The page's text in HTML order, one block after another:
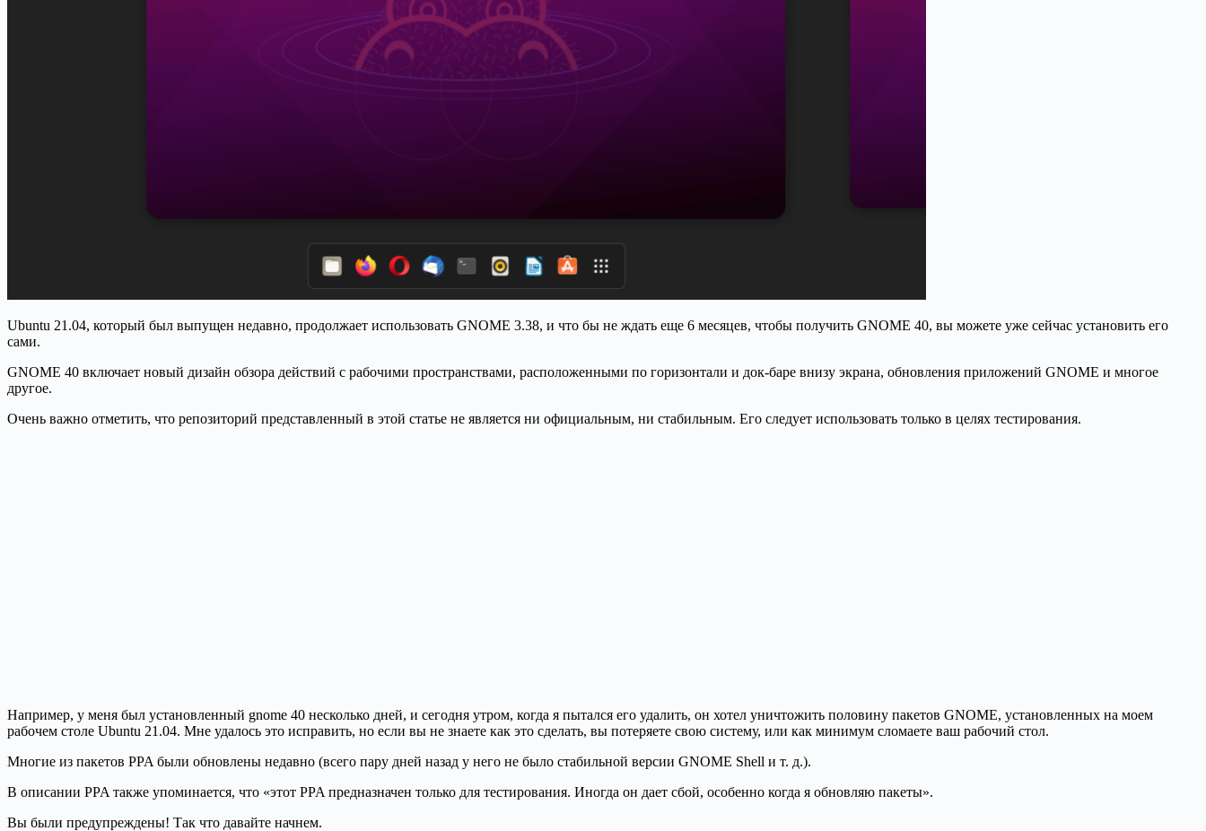
Ubuntu 21.04, который был выпущен недавно, продолжает использовать GNOME 3.38, и что бы не ждать еще 6 месяцев, чтобы получить GNOME 40, вы можете уже сейчас установить его
сами.
GNOME 40 включает новый дизайн обзора действий с рабочими пространствами, расположенными по горизонтали и док-баре внизу экрана, обновления приложений GNOME и многое
другое.
Очень важно отметить, что репозиторий представленный в этой статье не является ни официальным, ни стабильным. Его следует использовать только в целях тестирования.
Например, у меня был установленный gnome 40 несколько дней, и сегодня утром, когда я пытался его удалить, он хотел уничтожить половину пакетов GNOME, установленных на моем
рабочем столе Ubuntu 21.04. Мне удалось это исправить, но если вы не знаете как это сделать, вы потеряете свою систему, или как минимум сломаете ваш рабочий стол.
Многие из пакетов PPA были обновлены недавно (всего пару дней назад у него не было стабильной версии GNOME Shell и т. д.).
В описании PPA также упоминается, что «этот PPA предназначен только для тестирования. Иногда он дает сбой, особенно когда я обновляю пакеты».
Вы были предупреждены! Так что давайте начнем.